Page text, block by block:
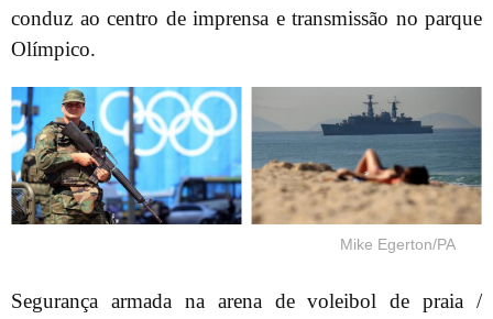
conduz ao centro de imprensa e transmissão no parque
Olímpico.
Mike Egerton/PA
Segurança armada na arena de voleibol de praia /